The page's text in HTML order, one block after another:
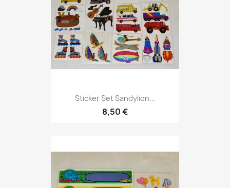
Sticker Set Sandylion...
8,50 €